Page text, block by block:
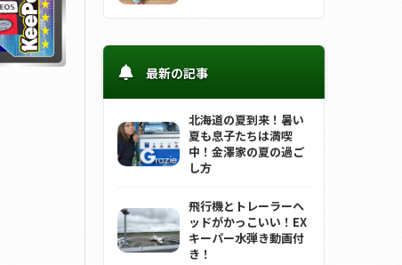
最新の記事
北海道の夏到来！暑い
夏も息子たちは満喫
中！金澤家の夏の過ご
し方
飛行機とトレーラーヘ
ッドがかっこいい！EX
キーパー水弾き動画付
き！